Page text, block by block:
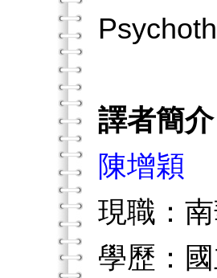
譯者簡介
陳增穎
現職：
學歷：